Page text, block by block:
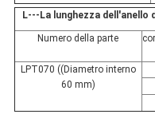
L---La lunghezza
Numero della parte
LPT070 ((Diametro interno
60 mm)